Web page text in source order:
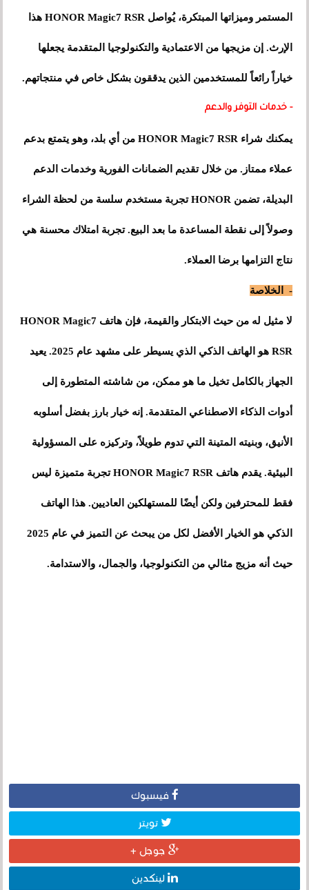
المستمر وميزاتها المبتكرة، يُواصل HONOR Magic7 RSR هذا
الإرث. إن مزيجها من الاعتمادية والتكنولوجيا المتقدمة يجعلها
خياراً رائعاً للمستخدمين الذين يدققون بشكل خاص في منتجاتهم.
- خدمات التوفر والدعم
يمكنك شراء HONOR Magic7 RSR من أي بلد، وهو يتمتع بدعم
عملاء ممتاز. من خلال تقديم الضمانات الفورية وخدمات الدعم
البديلة، تضمن HONOR تجربة مستخدم سلسة من لحظة الشراء
وصولاً إلى نقطة المساعدة ما بعد البيع. تجربة امتلاك محسنة هي
نتاج التزامها برضا العملاء.
- الخلاصة
لا مثيل له من حيث الابتكار والقيمة، فإن هاتف HONOR Magic7
RSR هو الهاتف الذكي الذي يسيطر على مشهد عام 2025. يعيد
الجهاز بالكامل تخيل ما هو ممكن، من شاشته المتطورة إلى
أدوات الذكاء الاصطناعي المتقدمة. إنه خيار بارز بفضل أسلوبه
الأنيق، وبنيته المتينة التي تدوم طويلاً، وتركيزه على المسؤولية
البيئية. يقدم هاتف HONOR Magic7 RSR تجربة متميزة ليس
فقط للمحترفين ولكن أيضًا للمستهلكين العاديين. هذا الهاتف
الذكي هو الخيار الأفضل لكل من يبحث عن التميز في عام 2025
حيث أنه مزيج مثالي من التكنولوجيا، والجمال، والاستدامة.
فيسبوك
تويتر
جوجل +
لينكدين